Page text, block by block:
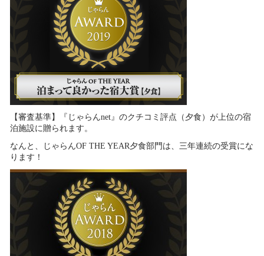
【審査基準】『じゃらんnet』のクチコミ評点（夕食）が上位の宿
泊施設に贈られます。
なんと、じゃらんOF THE YEAR夕食部門は、三年連続の受賞にな
ります！